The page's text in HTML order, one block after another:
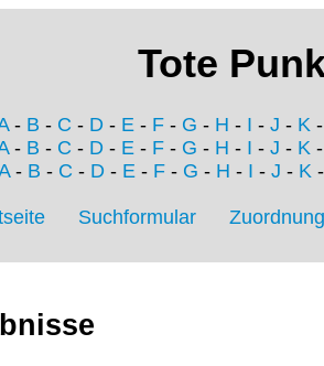
Tote
- B - C - D - E - F - G - H - I - J - K
- B - C - D - E - F - G - H - I - J - K
- B - C - D- E- F- G - H - I - J - K
Suchformular